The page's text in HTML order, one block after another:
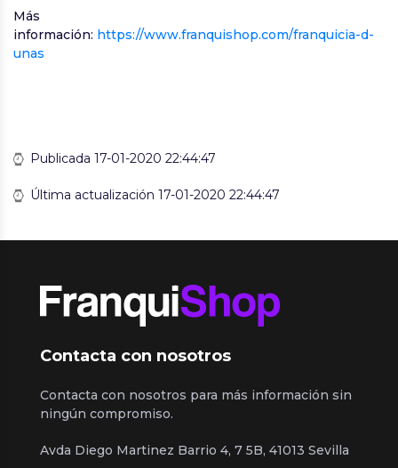
Más
información: https://www.franquishop.com/franquicia-d-
unas
Publicada 17-01-2020 22:44:47
Última actualización 17-01-2020 22:44:47
Contacta con nosotros
Contacta con nosotros para más información sin
ningún compromiso.
Avda Diego Martinez Barrio 4, 7 5B, 41013 Sevilla